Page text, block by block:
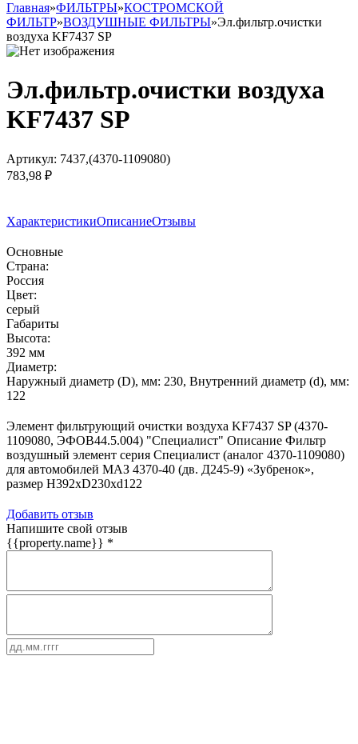
Главная»ФИЛЬТРЫ»КОСТРОМСКОЙ
ФИЛЬТР»ВОЗДУШНЫЕ ФИЛЬТРЫ»Эл.фильтр.очистки
воздуха KF7437 SP
Эл.фильтр.очистки воздуха
KF7437 SP
Артикул: 7437,(4370-1109080)
783,98 ₽
ХарактеристикиОписаниеОтзывы
Основные
Страна:
Россия
Цвет:
серый
Габариты
Высота:
392 мм
Диаметр:
Наружный диаметр (D), мм: 230, Внутренний диаметр (d), мм:
122
Элемент фильтрующий очистки воздуха KF7437 SP (4370-
1109080, ЭФОВ44.5.004) "Специалист" Описание Фильтр
воздушный элемент серия Специалист (аналог 4370-1109080)
для автомобилей МАЗ 4370-40 (дв. Д245-9) «Зубренок»,
размер H392хD230хd122
Добавить отзыв
Напишите свой отзыв
{{property.name}} *